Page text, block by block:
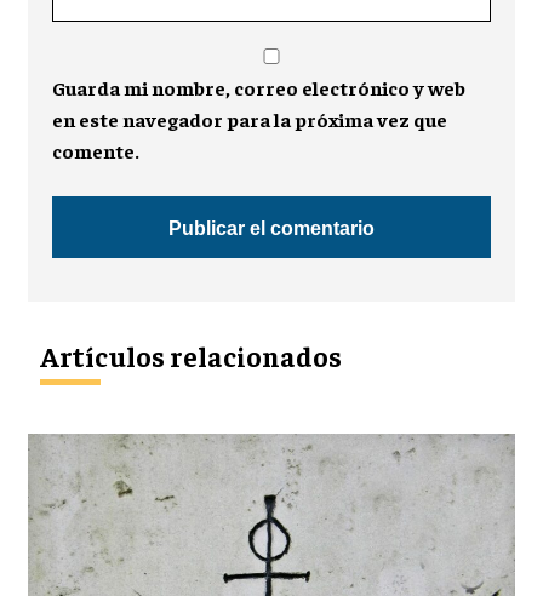
Guarda mi nombre, correo electrónico y web
en este navegador para la próxima vez que
comente.
Artículos relacionados